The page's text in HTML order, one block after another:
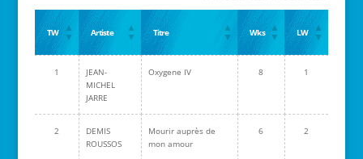
TW Artiste Titre Wks LW
1
JEAN-
MICHEL
JARRE
Oxygene IV 8 1
2
DEMIS
ROUSSOS
Mourir auprès de
mon amour
6 2